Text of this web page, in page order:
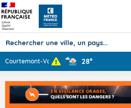
TOUS LES
Courtemont-Vare... 28°